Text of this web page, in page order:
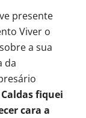
presente
Viver o
a sua
da
fiquei
cara a